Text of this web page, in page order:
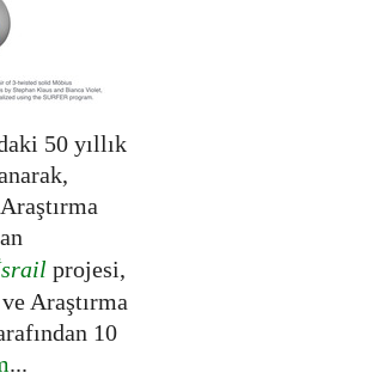
50 yıllık
projesi,
Araştırma
10
...